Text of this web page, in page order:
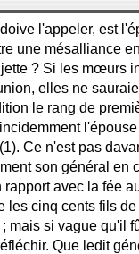
l'appeler, est
une mésalliance
? Si les mœurs
elles ne
le rang de
Ce n'est pas
son général en
avec la fée
les cinq cents fils
mais si vague qu'il
Que ledit